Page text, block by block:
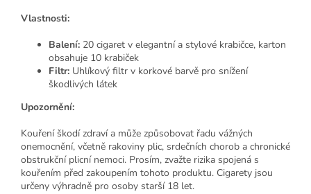
Vlastnosti:
Balení: 20 cigaret v elegantní a stylové krabičce, karton
obsahuje 10 krabiček
Filtr: Uhlíkový filtr v korkové barvě pro snížení
škodlivých látek
Upozornění:
Kouření škodí zdraví a může způsobovat řadu vážných
onemocnění, včetně rakoviny plic, srdečních chorob a chronické
obstrukční plicní nemoci. Prosím, zvažte rizika spojená s
kouřením před zakoupením tohoto produktu. Cigarety jsou
určeny výhradně pro osoby starší 18 let.